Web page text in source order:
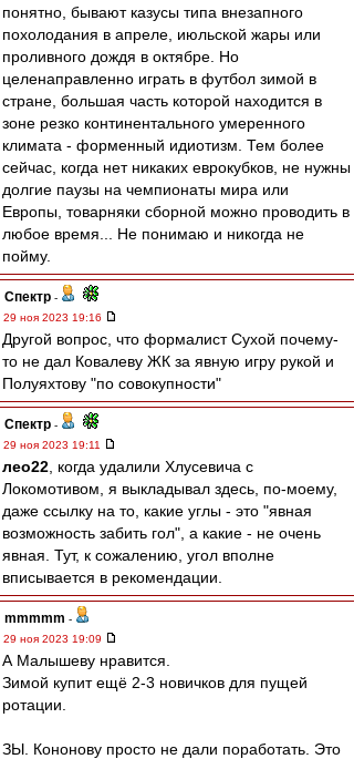
понятно, бывают казусы типа внезапного
похолодания в апреле, июльской жары или
проливного дождя в октябре. Но
целенаправленно играть в футбол зимой в
стране, большая часть которой находится в
зоне резко континентального умеренного
климата - форменный идиотизм. Тем более
сейчас, когда нет никаких еврокубков, не нужны
долгие паузы на чемпионаты мира или
Европы, товарняки сборной можно проводить в
любое время... Не понимаю и никогда не
пойму.
Спектр -
29 ноя 2023 19:16
Другой вопрос, что формалист Сухой почему-
то не дал Ковалеву ЖК за явную игру рукой и
Полуяхтову "по совокупности"
Спектр -
29 ноя 2023 19:11
лео22 , когда удалили Хлусевича с
Локомотивом, я выкладывал здесь, по-моему,
даже ссылку на то, какие углы - это "явная
возможность забить гол", а какие - не очень
явная. Тут, к сожалению, угол вполне
вписывается в рекомендации.
mmmmm -
29 ноя 2023 19:09
А Малышеву нравится.
Зимой купит ещё 2-3 новичков для пущей
ротации.
ЗЫ. Кононову просто не дали поработать. Это